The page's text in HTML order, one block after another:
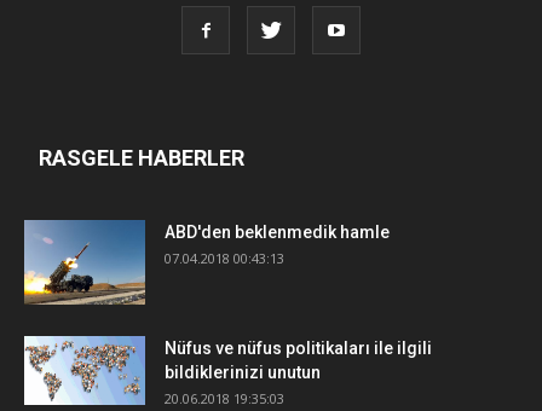
RASGELE HABERLER
ABD'den beklenmedik hamle
07.04.2018 00:43:13
Nüfus ve nüfus politikaları ile ilgili
bildiklerinizi unutun
20.06.2018 19:35:03